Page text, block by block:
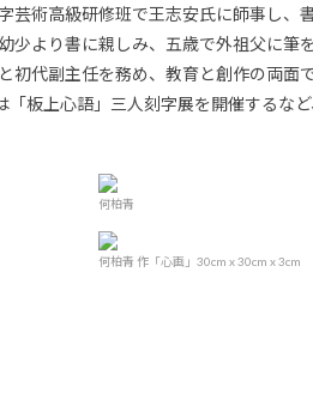
芸術高級研修班で王志安氏に師事し、
少より書に親しみ、五歳で外祖父に筆
初代副主任を務め、教育と創作の両面
板上心語」三人刻字展を開催するな
何柏青
何柏青 作「心画」30cm x 30cm x 3cm